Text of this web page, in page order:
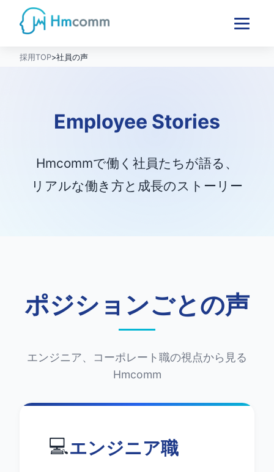
採用TOP>社員の声
Employee Stories
Hmcommで働く社員たちが語る、
リアルな働き方と成長のストーリー
ポジションごとの声
エンジニア、コーポレート職の視点から見る
Hmcomm
💻エンジニア職